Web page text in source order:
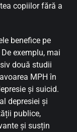
copiilor fără a
benefice pe
exemplu, mai
două studii
MPH în
și suicid.
depresiei și
publice,
și susțin